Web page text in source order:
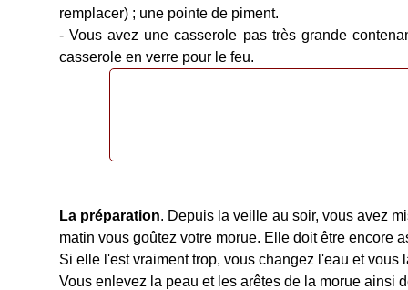
remplacer) ; une pointe de piment.
- Vous avez une casserole pas très grande
casserole en verre pour le feu.
La préparation. Depuis la veille au soir, vous avez
matin vous goûtez votre morue. Elle doit être encore
Si elle l'est vraiment trop, vous changez l'eau et
Vous enlevez la peau et les arêtes de la morue ainsi